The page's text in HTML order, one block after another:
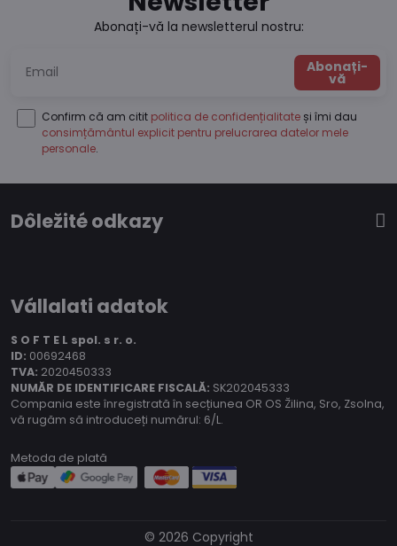
Abonați-vă la newsletterul nostru:
Abonați-
vă
Confirm că am citit politica de confidențialitate și îmi dau
consimțământul explicit pentru prelucrarea datelor mele
personale.
Dôležité odkazy
Vállalati adatok
S O F T E L spol. s r. o.
ID: 00692468
TVA: 2020450333
NUMĂR DE IDENTIFICARE FISCALĂ: SK202045333
Compania este înregistrată în secțiunea OR OS Žilina, Sro, Zsolna,
vă rugăm să introduceți numărul: 6/L.
Metoda de plată
© 2026 Copyright